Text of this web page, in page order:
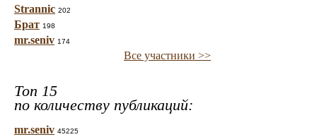
Strannic 202
Брат 198
mr.seniv 174
Все участники >>
Топ 15
по количеству публикаций:
mr.seniv 45225